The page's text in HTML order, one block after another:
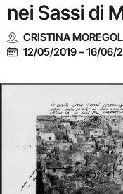
nei Sassi di
CRISTINA
12/05/2019–16/06/